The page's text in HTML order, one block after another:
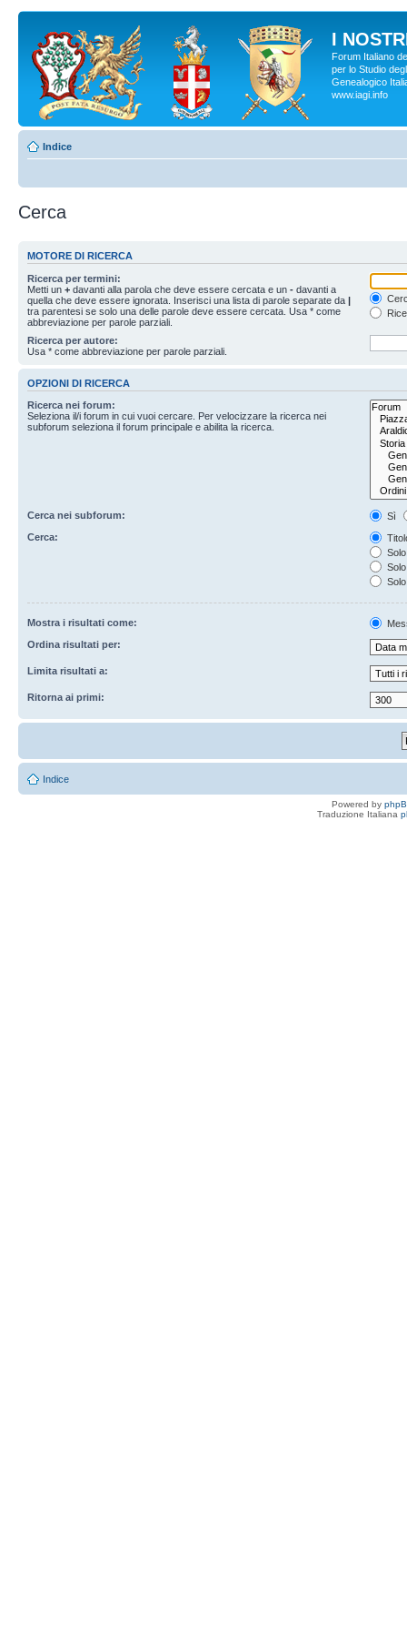
I
Forum Italiano
per lo Studio
Genealogico
www.iagi.info
Indice
Cerca
MOTORE DI RICERCA
Ricerca per termini:
Metti un + davanti alla parola che deve essere cercata e un - davanti a
quella che deve essere ignorata. Inserisci una lista di parole separate da |
tra parentesi se solo una delle parole deve essere cercata. Usa * come
abbreviazione per parole parziali.
Ricerca per autore:
Usa * come abbreviazione per parole parziali.
OPZIONI DI RICERCA
Ricerca nei forum:
Seleziona il/i forum in cui vuoi cercare. Per velocizzare la ricerca nei
subforum seleziona il forum principale e abilita la ricerca.
Cerca nei subforum:
Sì
Cerca:
Mostra i risultati come:
Ordina risultati per:
Limita risultati a:
Ritorna ai primi:
Indice
Powered by
Traduzione Italiana